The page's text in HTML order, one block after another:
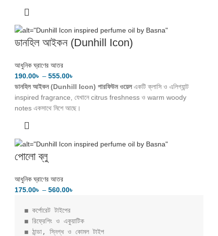
ডানহিল আইকন (Dunhill Icon)
আধুনিক ঘ্রাণের আতর
190.00৳ – 555.00৳
ডানহিল আইকন (Dunhill Icon) পারফিউম ওয়েলএকটি ক্লাসি ও এলিগ্যান্ট
inspired fragrance, যেখানে citrus freshness ও warm woody
notes একসাথে মিশে আছে।
পোলো ব্লু
আধুনিক ঘ্রাণের আতর
175.00৳ – 560.00৳
◼️ কর্পোরেট টাইপের
◼️ রিফ্রেশিং ও একুয়াটিক
◼️ ঠান্ডা, স্নিগ্ধ ও কোমল টাইপ